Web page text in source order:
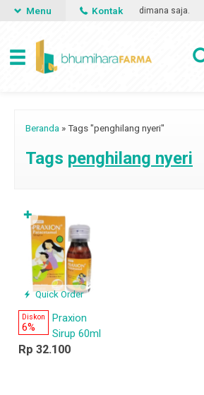
obat apa saja, kapan saja dan dimana saja.
Menu Kontak
Beranda »Tags "penghilang nyeri"
Tags penghilang nyeri
Quick Order
Diskon
6%
Praxion
Sirup 60ml
Rp 32.100
✚